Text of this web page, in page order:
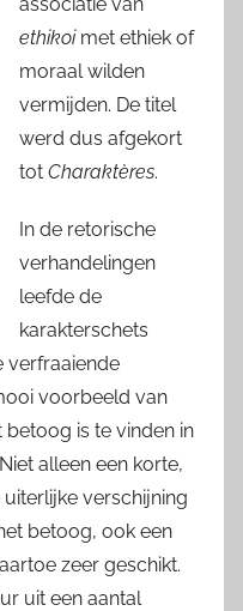
ethikoi met ethiek of
moraal wilden
vermijden. De titel
werd dus afgekort
tot Charaktères.
In de retorische
verhandelingen
leefde de
karakterschets
verfraaiende
voorbeeld van
is te vinden in
Niet alleen een korte,
verschijning
betoog, ook een
zeer geschikt.
uit een aantal